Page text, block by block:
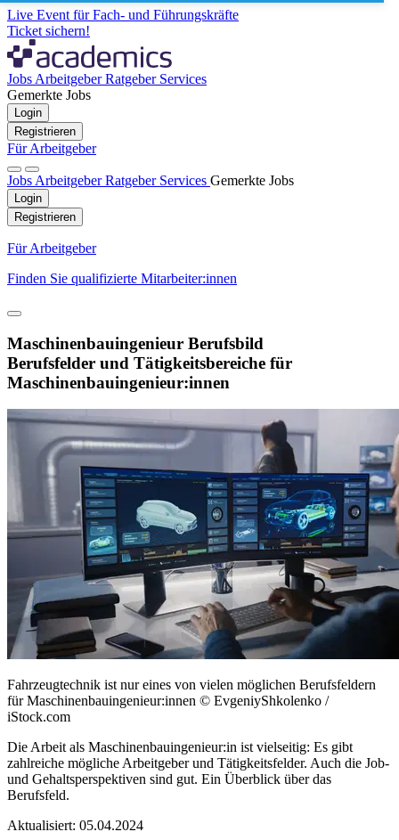
Live Event für Fach- und Führungskräfte
Ticket sichern!
Jobs ArbeitgeberRatgeber Services
Gemerkte Jobs
Login
Registrieren
Für Arbeitgeber
Jobs ArbeitgeberRatgeber Services Gemerkte Jobs
Login
Registrieren
Für Arbeitgeber
Finden Sie qualifizierte Mitarbeiter:innen
Maschinenbauingenieur Berufsbild
Berufsfelder und Tätigkeitsbereiche für
Maschinenbauingenieur:innen
Fahrzeugtechnik ist nur eines von vielen möglichen Berufsfeldern
für Maschinenbauingenieur:innen © EvgeniyShkolenko /
iStock.com
Die Arbeit als Maschinenbauingenieur:in ist vielseitig: Es gibt
zahlreiche mögliche Arbeitgeber und Tätigkeitsfelder. Auch die Job-
und Gehaltsperspektiven sind gut. Ein Überblick über das
Berufsfeld.
Aktualisiert: 05.04.2024